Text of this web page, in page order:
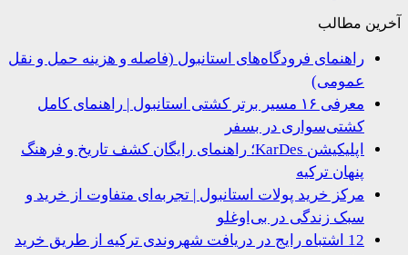
مطالب
راهنمای فرودگاه‌های استانبول (فاصله و هزینه حمل و نقل
عمومی)
معرفی ۱۶ مسیر برتر کشتی استانبول | راهنمای کامل
کشتی‌سواری در بسفر
اپلیکیشن KarDes؛ راهنمای رایگان کشف تاریخ و فرهنگ
پنهان ترکیه
مرکز خرید پولات استانبول | تجربه‌ای متفاوت از خرید و
سبک زندگی در بی‌اوغلو
12 اشتباه رایج در دریافت شهروندی ترکیه از طریق خرید